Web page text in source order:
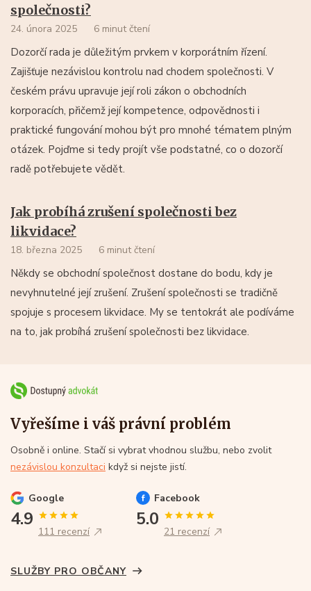
společnosti?
24. února 2025 6 minut čtení
Dozorčí rada je důležitým prvkem v korporátním řízení.
Zajišťuje nezávislou kontrolu nad chodem společnosti. V
českém právu upravuje její roli zákon o obchodních
korporacích, přičemž její kompetence, odpovědnosti i
praktické fungování mohou být pro mnohé tématem plným
otázek. Pojďme si tedy projít vše podstatné, co o dozorčí
radě potřebujete vědět.
Jak probíhá zrušení společnosti bez
likvidace?
18. března 2025 6 minut čtení
Někdy se obchodní společnost dostane do bodu, kdy je
nevyhnutelné její zrušení. Zrušení společnosti se tradičně
spojuje s procesem likvidace. My se tentokrát ale podíváme
na to, jak probíhá zrušení společnosti bez likvidace.
Vyřešíme i váš právní problém
Osobně i online. Stačí si vybrat vhodnou službu, nebo zvolit
nezávislou konzultaci když si nejste jistí.
Google
4.9
111 recenzí
Facebook
5.0
21 recenzí
SLUŽBY PRO OBČANY